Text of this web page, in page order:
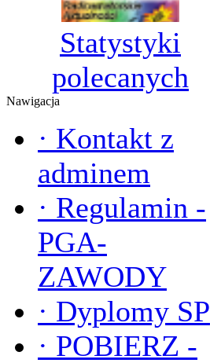
Statystyki
polecanych
Nawigacja
· Kontakt z
adminem
· Regulamin -
PGA-
ZAWODY
· Dyplomy SP
· POBIERZ -